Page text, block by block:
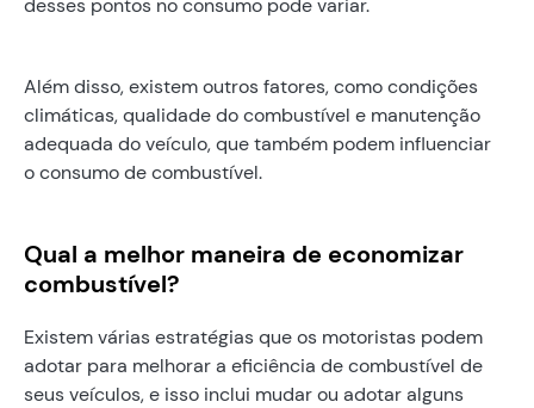
desses pontos no consumo pode variar.
Além disso, existem outros fatores, como condições
climáticas, qualidade do combustível e manutenção
adequada do veículo, que também podem influenciar
o consumo de combustível.
Qual a melhor maneira de economizar
combustível?
Existem várias estratégias que os motoristas podem
adotar para melhorar a eficiência de combustível de
seus veículos, e isso inclui mudar ou adotar alguns